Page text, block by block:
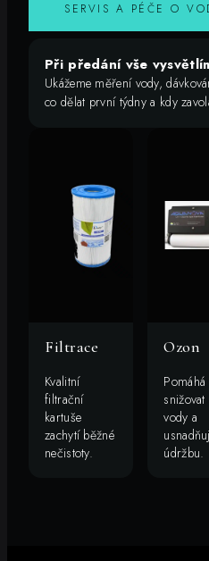
SERVIS A PÉČE O
Při předání vše
Ukážeme měření vody,
co dělat první týdny a kdy
Filtrace
Kvalitní
filtrační
kartuše
zachytí běžné
nečistoty.
Ozon
Pomáhá
snižovat
vody a
údržbu.